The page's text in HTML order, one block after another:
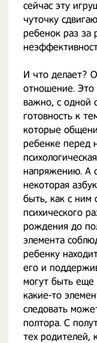
сейчас эту
чуточку
ребенок раз за
И что делает?
отношение. Это
важно, с одной
готовность к
которые
ребенке перед
напряжению. А
некоторая
быть, как с ним
психического
рождения до
элемента
ребенку
его и
могут быть еще
какие-то
следовать
полтора. С
тех родителей,